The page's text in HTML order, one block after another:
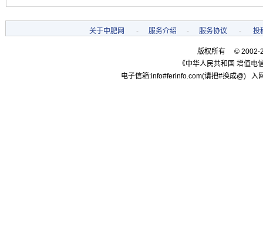
关于中肥网 - 服务介绍 - 服务协议 - 投
版权所有 © 2002-
《中华人民共和国 增值电
电子信箱:info#ferinfo.com(请把#换成@)